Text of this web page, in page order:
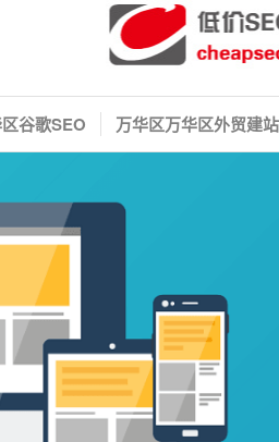
谷歌SEO 万华区万华区外贸建站